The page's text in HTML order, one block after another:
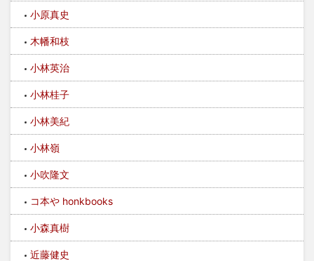
小原真史
木幡和枝
小林英治
小林桂子
小林美紀
小林嶺
小吹隆文
コ本や honkbooks
小森真樹
近藤健史